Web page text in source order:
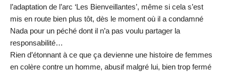
l’adaptation de l’arc ‘Les Bienveillantes’, même si cela s’est
mis en route bien plus tôt, dès le moment où il a condamné
Nada pour un péché dont il n’a pas voulu partager la
responsabilité…
Rien d’étonnant à ce que ça devienne une histoire de femmes
en colère contre un homme, abusif malgré lui, bien trop fermé